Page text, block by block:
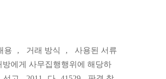
용 , 거래 방식 ,
사용된 서류
에게 사무집행행위에 해당하